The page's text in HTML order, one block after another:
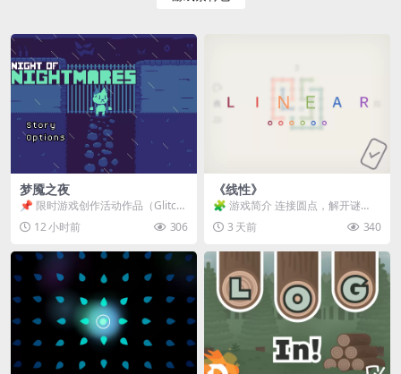
梦魇之夜
📌 限时游戏创作活动作品（Glitch
Game Jam） 📖 故事背景 怪物四...
12 小时前 306
《线性》
🧩 游戏简介 连接圆点，解开谜
题。 ⚠️ 重要提示 所有关卡均可通
关，请确保使用...
3 天前 340